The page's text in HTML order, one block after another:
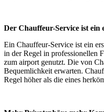
Der Chauffeur-Service ist ein
Ein Chauffeur-Service ist ein
in der Regel in professionellen
zum airport genutzt. Die von
Bequemlichkeit erwarten.
Regel höher als die eines